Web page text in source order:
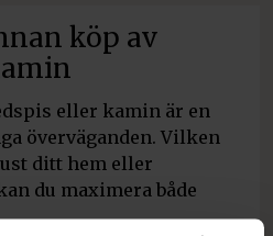
köp av
eller kamin är en
överväganden. Vilken
ditt hem eller
du maximera både